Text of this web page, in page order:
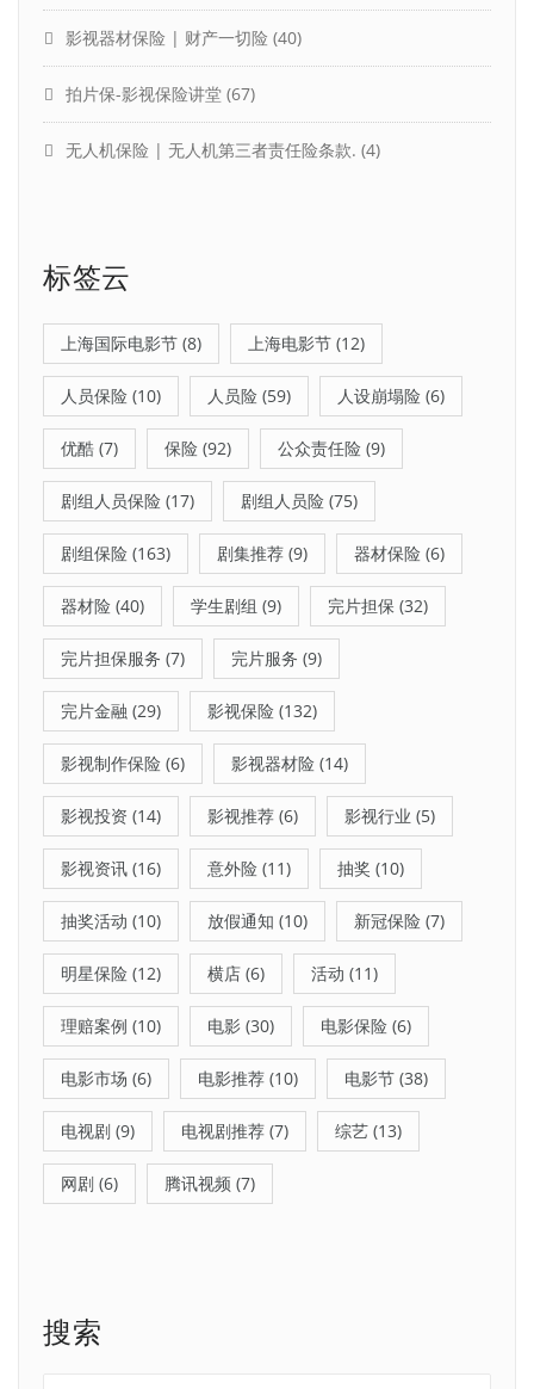
影视器材保险 | 财产一切险 (40)
拍片保-影视保险讲堂 (67)
无人机保险 | 无人机第三者责任险条款. (4)
标签云
上海国际电影节 (8) 上海电影节 (12)
人员保险 (10) 人员险 (59) 人设崩塌险 (6)
优酷 (7) 保险 (92) 公众责任险 (9)
剧组人员保险 (17) 剧组人员险 (75)
剧组保险 (163) 剧集推荐 (9) 器材保险 (6)
器材险 (40) 学生剧组 (9) 完片担保 (32)
完片担保服务 (7) 完片服务 (9)
完片金融 (29) 影视保险 (132)
影视制作保险 (6) 影视器材险 (14)
影视投资 (14) 影视推荐 (6) 影视行业 (5)
影视资讯 (16) 意外险 (11) 抽奖 (10)
抽奖活动 (10) 放假通知 (10) 新冠保险 (7)
明星保险 (12) 横店 (6) 活动 (11)
理赔案例 (10) 电影 (30) 电影保险 (6)
电影市场 (6) 电影推荐 (10) 电影节 (38)
电视剧 (9) 电视剧推荐 (7) 综艺 (13)
网剧 (6) 腾讯视频 (7)
搜索